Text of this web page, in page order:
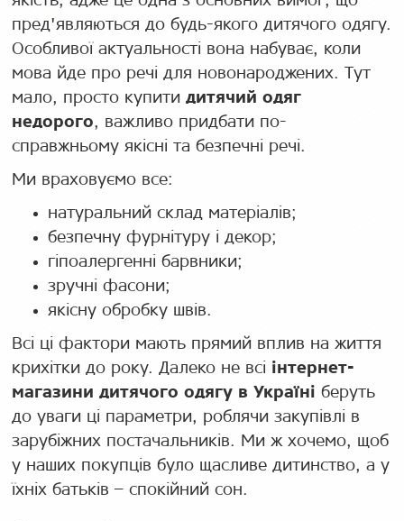
пред'являються до будь-якого дитячого одягу.
Особливої актуальності вона набуває, коли
мова йде про речі для новонароджених. Тут
мало, просто купити дитячий одяг
недорого, важливо придбати по-
справжньому якісні та безпечні речі.
Ми враховуємо все:
натуральний склад матеріалів;
безпечну фурнітуру і декор;
гіпоалергенні барвники;
зручні фасони;
якісну обробку швів.
Всі ці фактори мають прямий вплив на життя
крихітки до року. Далеко не всі інтернет-
магазини дитячого одягу в Україні беруть
до уваги ці параметри, роблячи закупівлі в
зарубіжних постачальників. Ми ж хочемо, щоб
у наших покупців було щасливе дитинство, а у
їхніх батьків – спокійний сон.